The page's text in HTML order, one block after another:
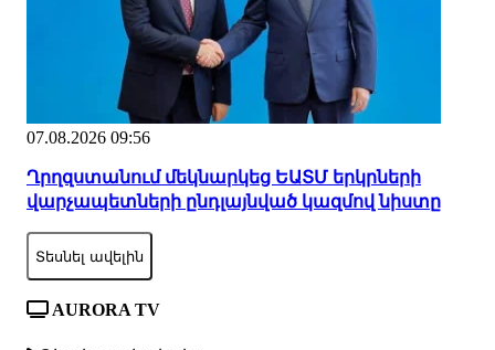
07.08.2026 09:56
Ղրղզստանում մեկնարկեց ԵԱՏՄ երկրների
վարչապետների ընդլայնված կազմով նիստը
Տեսնել ավելին
AURORA TV